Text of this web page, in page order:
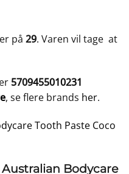
på 29. Varen vil tage at
5709455010231
, se flere brands her.
Tooth Paste Coco
Australian Bodycare